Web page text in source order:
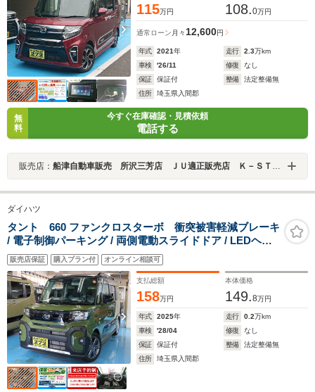
115万円 108.0万円
通常ローン 月々 12,600円
年式 2021年 走行 2.3万km
車検
'26/11 修復
なし
保証
保証付 整備
法定整備無
住所
埼玉県入間郡
無
料
今すぐ在庫確認・見積依頼
電話する
販売店： 船津自動車販売 所沢三芳店 ＪＵ適正販売店 Ｋ－ＳＴＡＧＥ２７２
ダイハツ
タント 660 ファンクロスターボ 衝突被害軽減ブレーキ
/ 電子制御パーキング / 両側電動スライドドア / LEDヘッ
ドライト&フォグライト / フロントシートヒーター / オー
トエアコン / バックカメラ / ミラクルオープンドア / 禁煙
車 / 走行・1765Km
販売店保証 購入プラン付 オンライン相談可
支払総額
158万円
本体価格
149.8万円
年式 2025年 走行 0.2万km
車検
'28/04 修復
なし
保証
保証付 整備
法定整備無
住所
埼玉県入間郡